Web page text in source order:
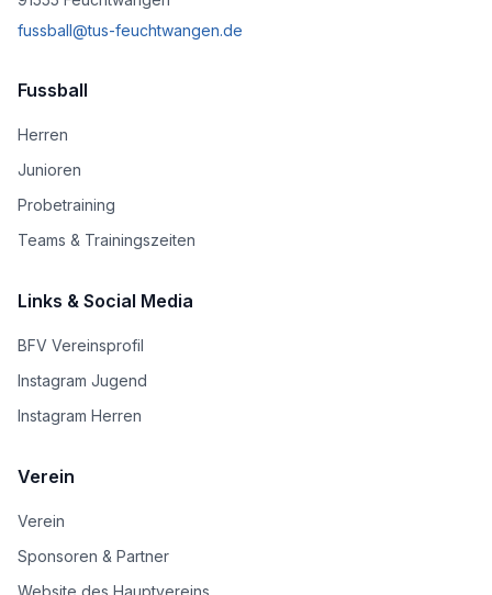
fussball@tus-feuchtwangen.de
Fussball
Herren
Junioren
Probetraining
Teams & Trainingszeiten
Links & Social Media
BFV Vereinsprofil
Instagram Jugend
Instagram Herren
Verein
Verein
Sponsoren & Partner
Website des Hauptvereins